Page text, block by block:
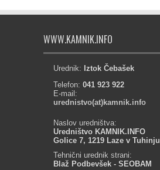
WWW.KAMNIK.INFO
Urednik: Iztok Čebašek
Telefon: 041 923 922
E-mail:
urednistvo(at)kamnik.info
Naslov uredništva:
Uredništvo KAMNIK.INFO
Golice 7, 1219 Laze v Tuhinju
Tehnični urednik strani:
Blaž Podbevšek - SEOBAM